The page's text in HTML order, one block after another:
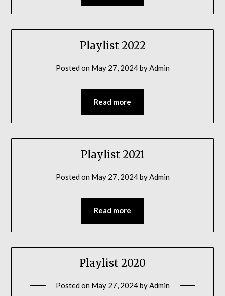
Playlist 2022
Posted on May 27, 2024byAdmin
Read more
Playlist 2021
Posted on May 27, 2024byAdmin
Read more
Playlist 2020
Posted on May 27, 2024byAdmin